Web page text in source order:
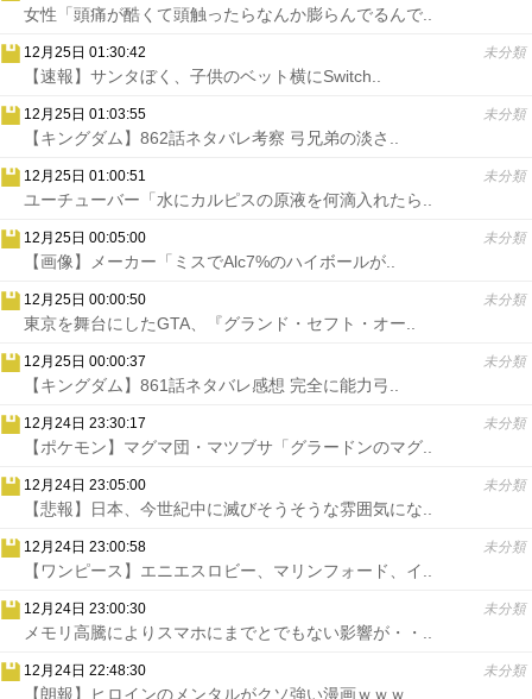
女性「頭痛が酷くて頭触ったらなんか膨らんでるんで..
12月25日 01:30:42 未分類
【速報】サンタぼく、子供のベット横にSwitch..
12月25日 01:03:55 未分類
【キングダム】862話ネタバレ考察 弓兄弟の淡さ..
12月25日 01:00:51 未分類
ユーチューバー「水にカルピスの原液を何滴入れたら..
12月25日 00:05:00 未分類
【画像】メーカー「ミスでAlc7%のハイボールが..
12月25日 00:00:50 未分類
東京を舞台にしたGTA、『グランド・セフト・オー..
12月25日 00:00:37 未分類
【キングダム】861話ネタバレ感想 完全に能力弓..
12月24日 23:30:17 未分類
【ポケモン】マグマ団・マツブサ「グラードンのマグ..
12月24日 23:05:00 未分類
【悲報】日本、今世紀中に滅びそうそうな雰囲気にな..
12月24日 23:00:58 未分類
【ワンピース】エニエスロビー、マリンフォード、イ..
12月24日 23:00:30 未分類
メモリ高騰によりスマホにまでとでもない影響が・・..
12月24日 22:48:30 未分類
【朗報】ヒロインのメンタルがクソ強い漫画ｗｗｗ..